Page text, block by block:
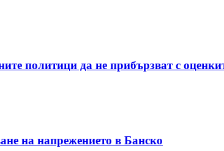
политици да не прибързват с
на напрежението в Банско